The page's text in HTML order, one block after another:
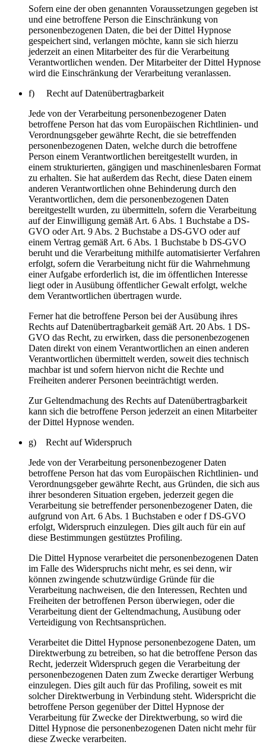
Sofern eine der oben genannten Voraussetzungen gegeben ist
und eine betroffene Person die Einschränkung von
personenbezogenen Daten, die bei der Dittel Hypnose
gespeichert sind, verlangen möchte, kann sie sich hierzu
jederzeit an einen Mitarbeiter des für die Verarbeitung
Verantwortlichen wenden. Der Mitarbeiter der Dittel Hypnose
wird die Einschränkung der Verarbeitung veranlassen.
f) Recht auf Datenübertragbarkeit
Jede von der Verarbeitung personenbezogener Daten
betroffene Person hat das vom Europäischen Richtlinien- und
Verordnungsgeber gewährte Recht, die sie betreffenden
personenbezogenen Daten, welche durch die betroffene
Person einem Verantwortlichen bereitgestellt wurden, in
einem strukturierten, gängigen und maschinenlesbaren Format
zu erhalten. Sie hat außerdem das Recht, diese Daten einem
anderen Verantwortlichen ohne Behinderung durch den
Verantwortlichen, dem die personenbezogenen Daten
bereitgestellt wurden, zu übermitteln, sofern die Verarbeitung
auf der Einwilligung gemäß Art. 6 Abs. 1 Buchstabe a DS-
GVO oder Art. 9 Abs. 2 Buchstabe a DS-GVO oder auf
einem Vertrag gemäß Art. 6 Abs. 1 Buchstabe b DS-GVO
beruht und die Verarbeitung mithilfe automatisierter Verfahren
erfolgt, sofern die Verarbeitung nicht für die Wahrnehmung
einer Aufgabe erforderlich ist, die im öffentlichen Interesse
liegt oder in Ausübung öffentlicher Gewalt erfolgt, welche
dem Verantwortlichen übertragen wurde.
Ferner hat die betroffene Person bei der Ausübung ihres
Rechts auf Datenübertragbarkeit gemäß Art. 20 Abs. 1 DS-
GVO das Recht, zu erwirken, dass die personenbezogenen
Daten direkt von einem Verantwortlichen an einen anderen
Verantwortlichen übermittelt werden, soweit dies technisch
machbar ist und sofern hiervon nicht die Rechte und
Freiheiten anderer Personen beeinträchtigt werden.
Zur Geltendmachung des Rechts auf Datenübertragbarkeit
kann sich die betroffene Person jederzeit an einen Mitarbeiter
der Dittel Hypnose wenden.
g) Recht auf Widerspruch
Jede von der Verarbeitung personenbezogener Daten
betroffene Person hat das vom Europäischen Richtlinien- und
Verordnungsgeber gewährte Recht, aus Gründen, die sich aus
ihrer besonderen Situation ergeben, jederzeit gegen die
Verarbeitung sie betreffender personenbezogener Daten, die
aufgrund von Art. 6 Abs. 1 Buchstaben e oder f DS-GVO
erfolgt, Widerspruch einzulegen. Dies gilt auch für ein auf
diese Bestimmungen gestütztes Profiling.
Die Dittel Hypnose verarbeitet die personenbezogenen Daten
im Falle des Widerspruchs nicht mehr, es sei denn, wir
können zwingende schutzwürdige Gründe für die
Verarbeitung nachweisen, die den Interessen, Rechten und
Freiheiten der betroffenen Person überwiegen, oder die
Verarbeitung dient der Geltendmachung, Ausübung oder
Verteidigung von Rechtsansprüchen.
Verarbeitet die Dittel Hypnose personenbezogene Daten, um
Direktwerbung zu betreiben, so hat die betroffene Person das
Recht, jederzeit Widerspruch gegen die Verarbeitung der
personenbezogenen Daten zum Zwecke derartiger Werbung
einzulegen. Dies gilt auch für das Profiling, soweit es mit
solcher Direktwerbung in Verbindung steht. Widerspricht die
betroffene Person gegenüber der Dittel Hypnose der
Verarbeitung für Zwecke der Direktwerbung, so wird die
Dittel Hypnose die personenbezogenen Daten nicht mehr für
diese Zwecke verarbeiten.